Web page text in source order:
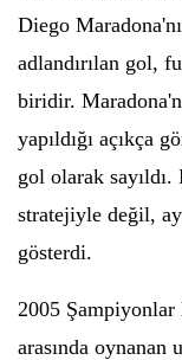
Diego
adlandırılan gol,
biridir.
yapıldığı açıkça
gol olarak
stratejiyle değil,
gösterdi.
2005
arasında oynanan